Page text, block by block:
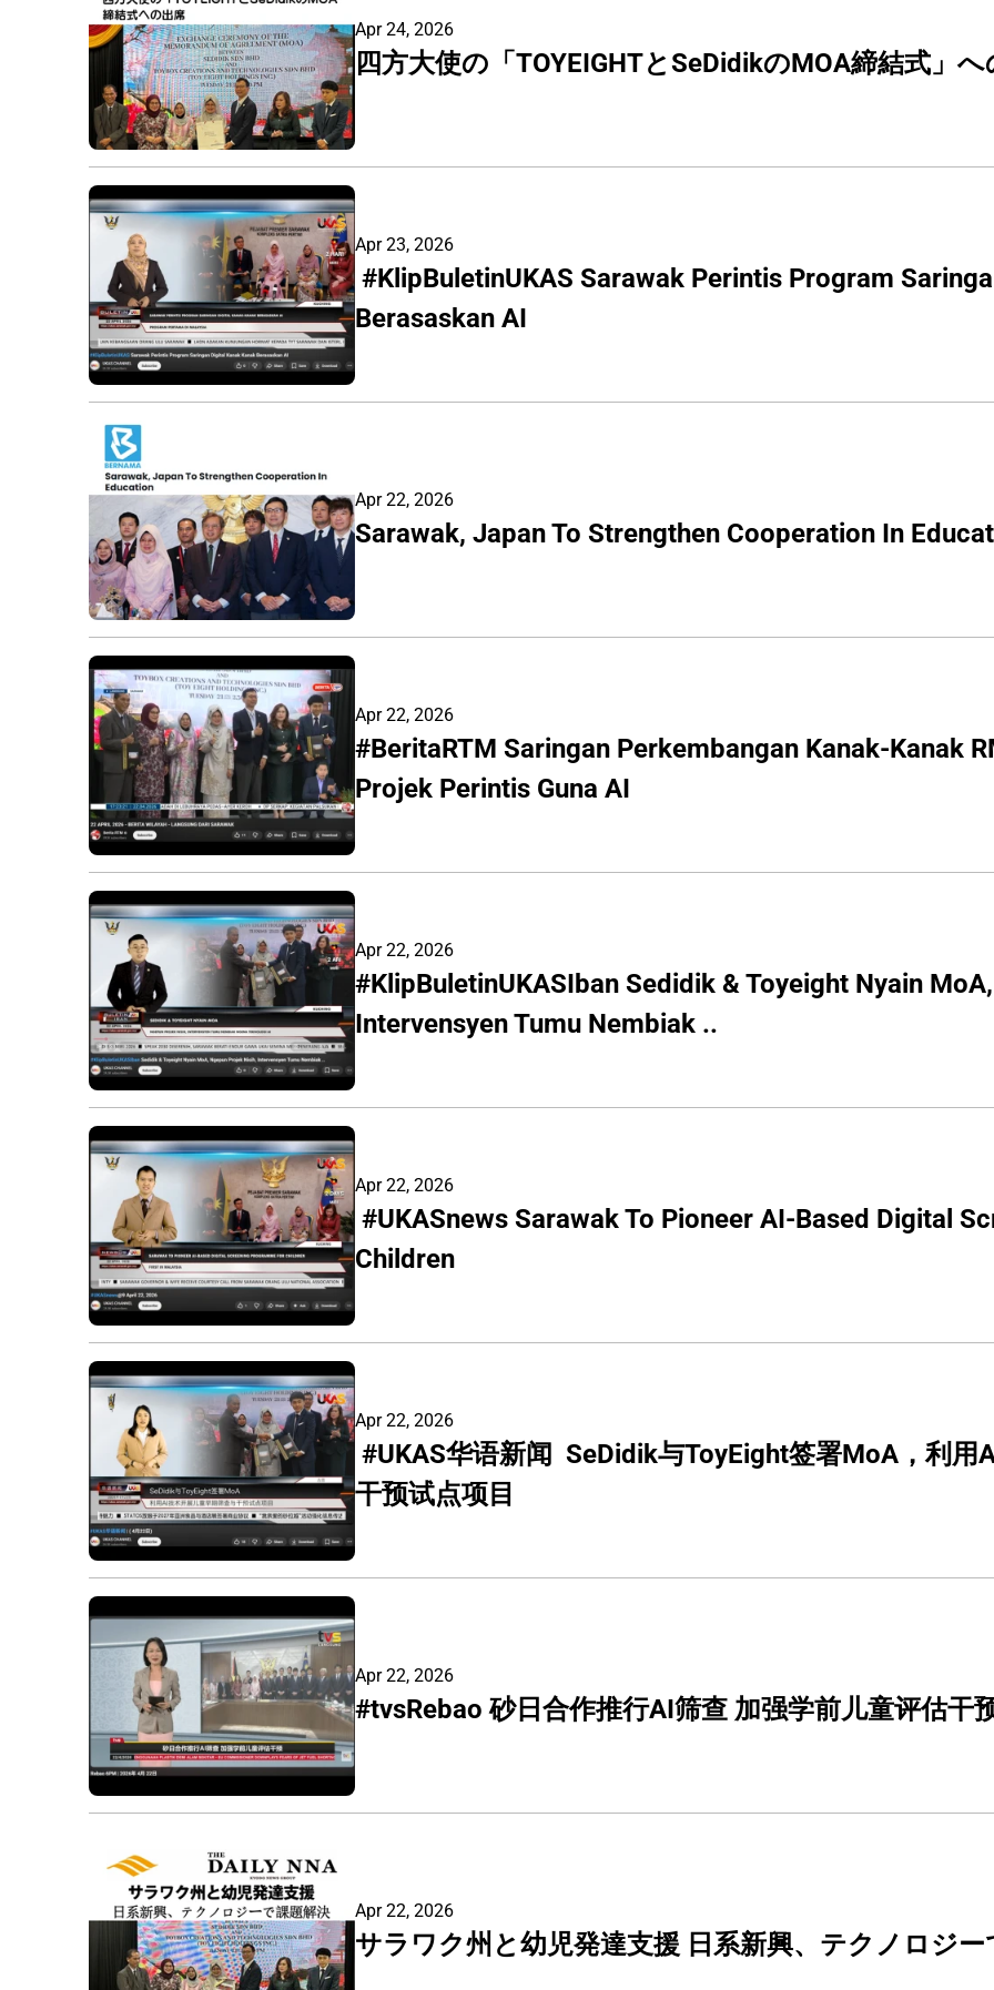
Apr 24, 2026
四方大使の「TOYEIGHTとSeDidikのMOA締結式」
Apr 23, 2026
Berasaskan AI
Apr 22, 2026
Sarawak, Japan To Strengthen Cooperation In
Apr 22, 2026
#BeritaRTM Saringan Perkembangan Kanak-Kanak
Projek Perintis Guna AI
Apr 22, 2026
#KlipBuletinUKASIban Sedidik & Toyeight Nyain
Intervensyen Tumu Nembiak ..
Apr 22, 2026
Children
Apr 22, 2026
干预试点项目
Apr 22, 2026
#tvsRebao 砂日合作推行AI筛查 加强学前儿童评估干
Apr 22, 2026
サラワク州と幼児発達支援 日系新興、テクノロジー